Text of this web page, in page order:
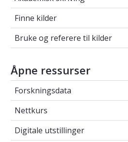
Finne kilder
Finne kilder
Bruke og referere til kilder
Bruke og referere til kilder
Åpne ressurser
Forskningsdata
Forskningsdata
Nettkurs
Nettkurs
Digitale utstillinger
Digitale utstillinger